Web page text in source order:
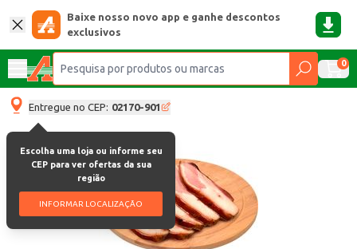
Baixe nosso novo app e ganhe descontos
exclusivos
0
Entregue no CEP: 02170-901
Escolha uma loja ou informe seu
CEP para ver ofertas da sua
região
INFORMAR LOCALIZAÇÃO